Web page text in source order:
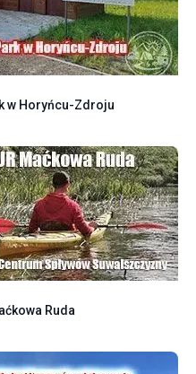
w Horyńcu-Zdroju
Ruda